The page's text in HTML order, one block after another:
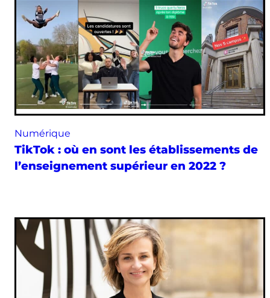
Numérique
TikTok : où en sont les établissements de
l’enseignement supérieur en 2022 ?